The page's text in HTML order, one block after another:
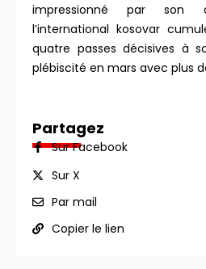
impressionné par son
l’international kosovar
quatre passes décisives à
plébiscité en mars avec plus
Partagez
Sur Facebook
Sur X
Par mail
Copier le lien